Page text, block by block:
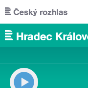
Přejít k hlavnímu obsahu